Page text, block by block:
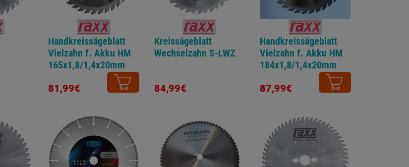
Handkreissägeblatt
Vielzahn f. Akku HM
165x1,8/1,4x20mm
81,99€
Kreissägeblatt
Wechselzahn S-LWZ
84,99€
Handkreissägeblatt
Vielzahn f. Akku HM
184x1,8/1,4x20mm
87,99€